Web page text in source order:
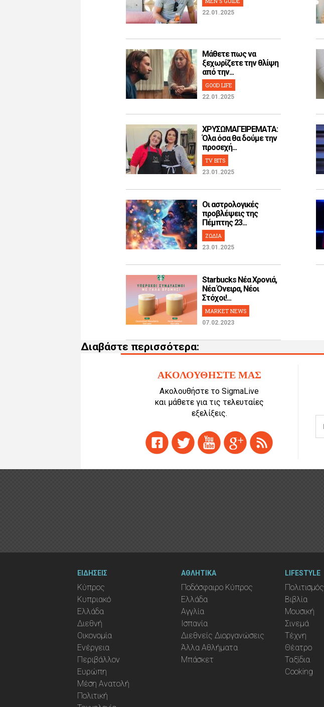
22.01.2025
Μάθετε πως να
ξεχωρίζετε την θλίψη
από την...
GOOD LIFE
22.01.2025
ΧΡΥΣΩΜΑΓΕΙΡΕΜΑΤΑ:
Όλα όσα θα δούμε την
προσεχή...
TV BITS
23.01.2025
Οι αστρολογικές
προβλέψεις της
Πέμπτης 23...
ΖΩΔΙΑ
23.01.2025
Starbucks Νέα Χρονιά,
Νέα Όνειρα, Νέοι
Στόχοι!...
MARKET NEWS
07.02.2023
Διαβάστε περισσότερα:
ΑΚΟΛΟΥΘΗΣΤΕ ΜΑΣ
Ακολουθήστε το SigmaLive
και μάθετε για τις τελευταίες
εξελίξεις.
ΕΙΔΗΣΕΙΣ
Κύπρος
Κυπριακό
Ελλάδα
Διεθνή
Οικονομία
Ενέργεια
Περιβάλλον
Ευρώπη
Μέση Ανατολή
Πολιτική
ΑΘΛΗΤΙΚΑ
Ποδόσφαιρο Κύπρος
Ελλάδα
Αγγλία
Ισπανία
Διεθνείς Διοργανώσεις
Άλλα Αθλήματα
Μπάσκετ
LIFESTYLE
Πολιτισμός
Βιβλία
Μουσική
Σινεμά
Τέχνη
Θέατρο
Ταξίδια
Cooking